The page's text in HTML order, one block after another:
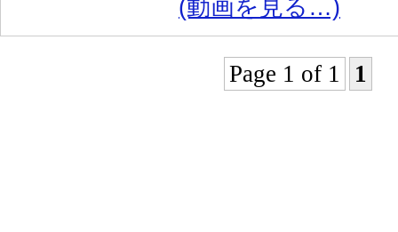
(動画を見る…)
Page 1 of 1 1